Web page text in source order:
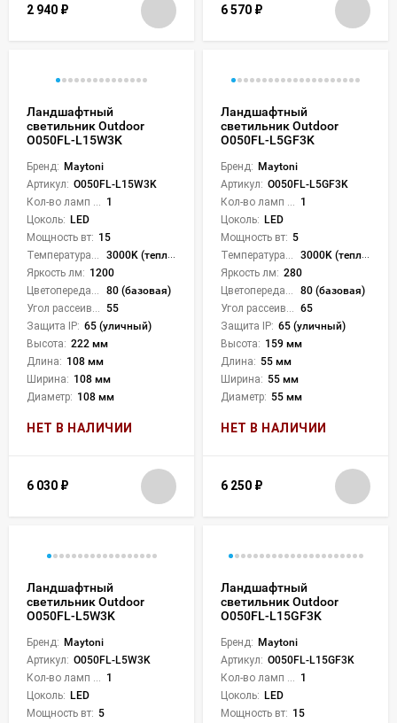
2 940 ₽ 6 570 ₽
Ландшафтный
светильник Outdoor
O050FL-L15W3K
Бренд: Maytoni
Артикул: O050FL-L15W3K
1
Цоколь: LED
Мощность вт: 15
3000K (теплый)
Яркость лм: 1200
80 (базовая)
55
Защита IP: 65 (уличный)
Высота: 222 мм
Длина: 108 мм
Ширина: 108 мм
Диаметр: 108 мм
НЕТ В НАЛИЧИИ
6 030 ₽
Ландшафтный
светильник Outdoor
O050FL-L5GF3K
Бренд: Maytoni
Артикул: O050FL-L5GF3K
1
Цоколь: LED
Мощность вт: 5
3000K (теплый)
Яркость лм: 280
80 (базовая)
65
Защита IP: 65 (уличный)
Высота: 159 мм
Длина: 55 мм
Ширина: 55 мм
Диаметр: 55 мм
НЕТ В НАЛИЧИИ
6 250 ₽
Ландшафтный
светильник Outdoor
O050FL-L5W3K
Бренд: Maytoni
Артикул: O050FL-L5W3K
1
Цоколь: LED
Мощность вт: 5
Ландшафтный
светильник Outdoor
O050FL-L15GF3K
Бренд: Maytoni
Артикул: O050FL-L15GF3K
1
Цоколь: LED
Мощность вт: 15